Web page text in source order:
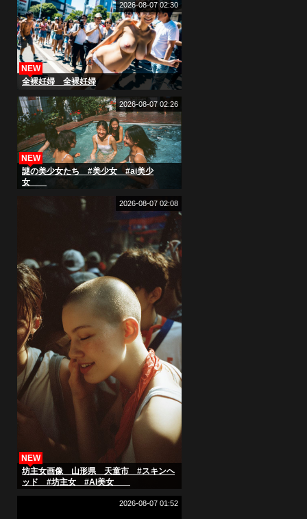
全裸妊婦 全裸妊婦
NEW
2026-08-07 02:30
謎の美少女たち #美少女 #ai美少
女
NEW
2026-08-07 02:26
坊主女画像 山形県 天童市 #スキンヘ
ッド #坊主女 #AI美女
NEW
2026-08-07 02:08
2026-08-07 01:52